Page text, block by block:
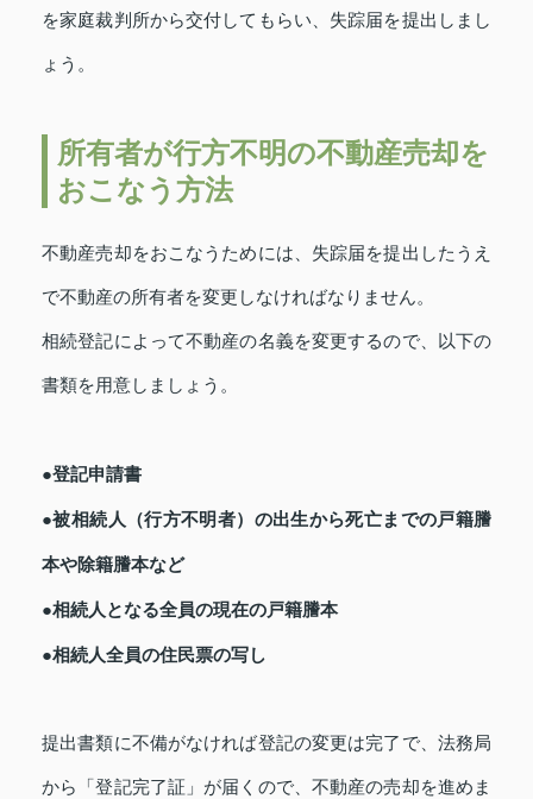
を家庭裁判所から交付してもらい、失踪届を提出しまし
ょう。
所有者が行方不明の不動産売却を
おこなう方法
不動産売却をおこなうためには、失踪届を提出したうえ
で不動産の所有者を変更しなければなりません。
相続登記によって不動産の名義を変更するので、以下の
書類を用意しましょう。
●登記申請書
●被相続人（行方不明者）の出生から死亡までの戸籍謄
本や除籍謄本など
●相続人となる全員の現在の戸籍謄本
●相続人全員の住民票の写し
提出書類に不備がなければ登記の変更は完了で、法務局
から「登記完了証」が届くので、不動産の売却を進めま